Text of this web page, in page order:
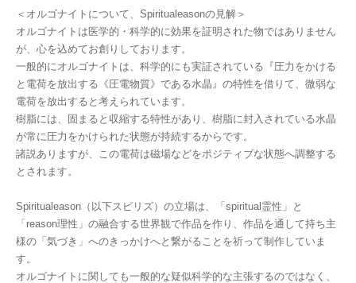
＜オルゴナイトについて、Spiritualeasonの見解＞
オルゴナイトは医学的・科学的に効果を証明された物ではありません
が、心を込めてお創りしております。
一般的にオルゴナイトは、科学的にも実証されている『圧力をかける
と電荷を放出する《圧電物質》である水晶』の特性を借りて、微弱な
電荷を放出すると考えられています。
樹脂には、固まると収縮する特性があり、樹脂に封入されている水晶
が常に圧力をかけられた状態が持続するからです。
諸説ありますが、この電荷は磁場などをポジティブな状態へ調整する
とされます。
Spiritualeason（以下スピリズ）の立場は、「spiritual霊性」と
「reason理性」の融合する世界観で作品を作り、作品を通して持ち主
様の「気づき」へのきっかけへと繋がることを祈って制作していま
す。
オルゴナイトに関しても一般的な疑似科学的な主張するのではなく、